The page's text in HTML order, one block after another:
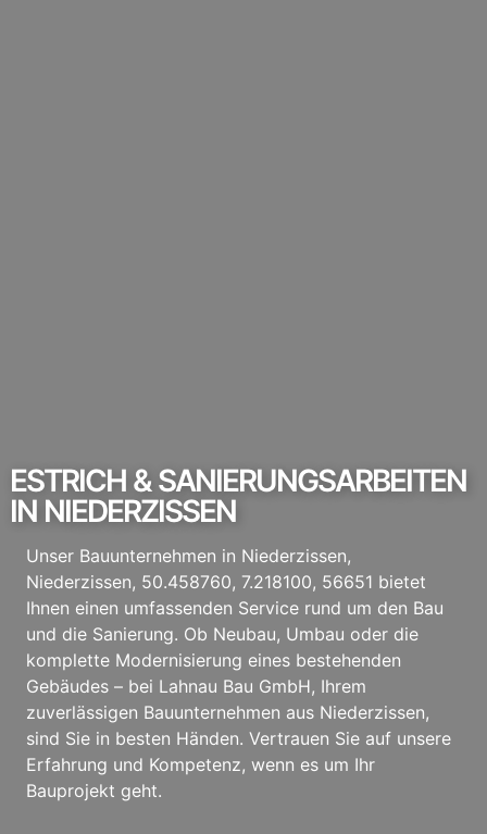
ESTRICH & SANIERUNGSARBEITEN
IN NIEDERZISSEN
Unser Bauunternehmen in Niederzissen,
Niederzissen, 50.458760, 7.218100, 56651 bietet
Ihnen einen umfassenden Service rund um den Bau
und die Sanierung. Ob Neubau, Umbau oder die
komplette Modernisierung eines bestehenden
Gebäudes – bei Lahnau Bau GmbH, Ihrem
zuverlässigen Bauunternehmen aus Niederzissen,
sind Sie in besten Händen. Vertrauen Sie auf unsere
Erfahrung und Kompetenz, wenn es um Ihr
Bauprojekt geht.